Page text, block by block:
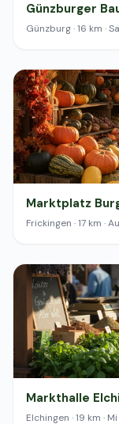
Günzburger
Günzburg · 16 km ·
Marktplatz
Frickingen · 17 km ·
Markthalle
Elchingen · 19 km ·